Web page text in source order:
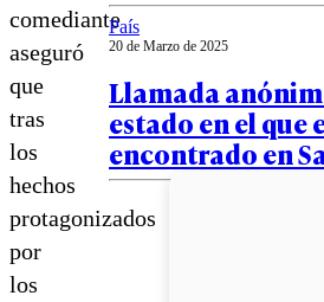
comediante
aseguró
que
tras
los
hechos
protagonizados
por
los
País
20 de Marzo de 2025
Llamada
estado en el que
encontrado en